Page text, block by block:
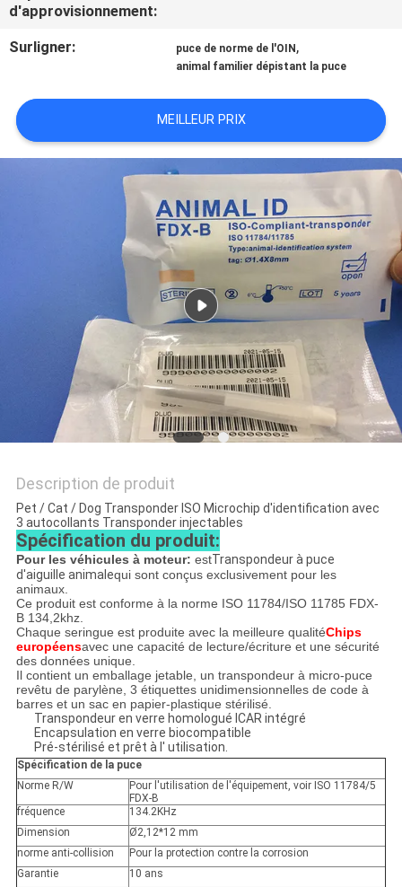
DEMANDEZ
PRIVACY
POLICY
d'approvisionnement:
Surligner: puce de norme de l'OIN ,
animal familier dépistant la puce
MEILLEUR PRIX
Description de produit
Pet / Cat / Dog Transponder ISO Microchip d'identification avec
3 autocollants Transponder injectables
Spécification du produit:
Pour les véhicules à moteur: estTranspondeur à puce
d'aiguille animalequi sont conçus exclusivement pour les
animaux.
Ce produit est conforme à la norme ISO 11784/ISO 11785 FDX-
B 134,2khz.
Chaque seringue est produite avec la meilleure qualitéChips
européensavec une capacité de lecture/écriture et une sécurité
des données unique.
Il contient un emballage jetable, un transpondeur à micro-puce
revêtu de parylène, 3 étiquettes unidimensionnelles de code à
barres et un sac en papier-plastique stérilisé.
Transpondeur en verre homologué ICAR intégré
Encapsulation en verre biocompatible
Pré-stérilisé et prêt à l' utilisation.
Spécification de la puce
Norme R/W
Pour l'utilisation de l'équipement, voir ISO 11784/5
FDX-B
fréquence
134.2KHz
Dimension
Ø2,12*12 mm
norme anti-collision
Pour la protection contre la corrosion
Garantie
10 ans